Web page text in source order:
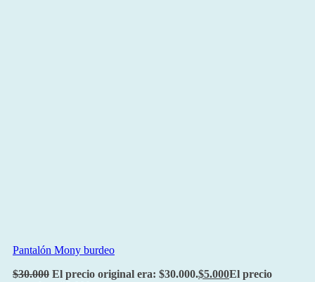
Pantalón Mony burdeo
$30.000 El precio original era: $30.000.$5.000El precio